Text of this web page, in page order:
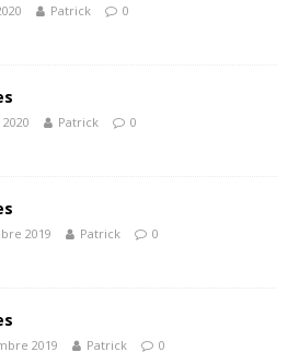
Patrick 0
Patrick 0
2019 Patrick 0
2019 Patrick 0